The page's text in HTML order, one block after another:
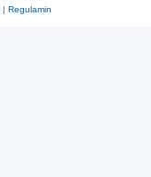
| Regulamin